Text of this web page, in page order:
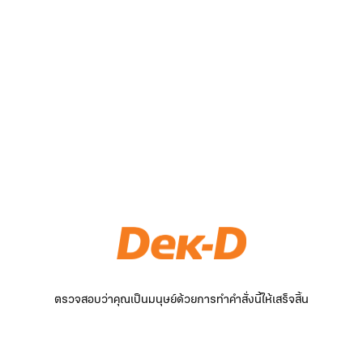
ตรวจสอบว่าคุณเป็นมนุษย์ด้วยการทำคำสั่งนี้ให้เสร็จสิ้น